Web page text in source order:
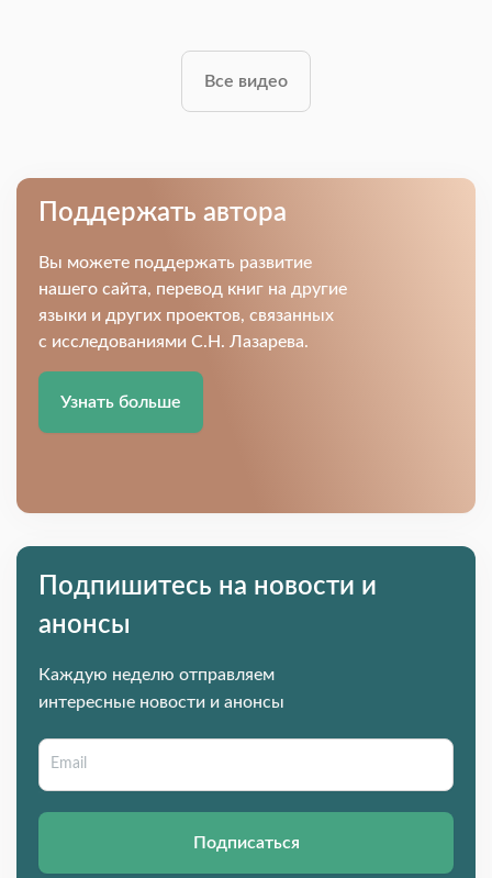
Все видео
Поддержать автора
Вы можете поддержать развитие
нашего сайта, перевод книг на другие
языки и других проектов, связанных
с исследованиями С.Н. Лазарева.
Узнать больше
Подпишитесь на новости и
анонсы
Каждую неделю отправляем
интересные новости и анонсы
Подписаться